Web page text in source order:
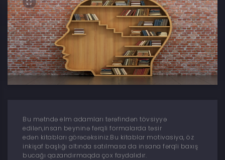
Bu mətndə elm adamları tərəfindən tövsiyyə
edilən,insan beyninə fərqli formalarda təsir
edən kitabları görəcəksiniz.Bu kitablar motivasiya, öz
inkişaf başlığı altında satılmasa da insana fərqli baxış
bucağı qazandırmaqda çox faydalıdır.